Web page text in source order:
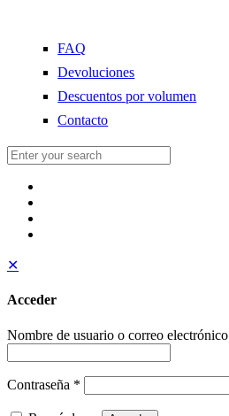
FAQ
Devoluciones
Descuentos por volumen
Contacto
✕
Acceder
Nombre de usuario o correo electrónico
Contraseña *